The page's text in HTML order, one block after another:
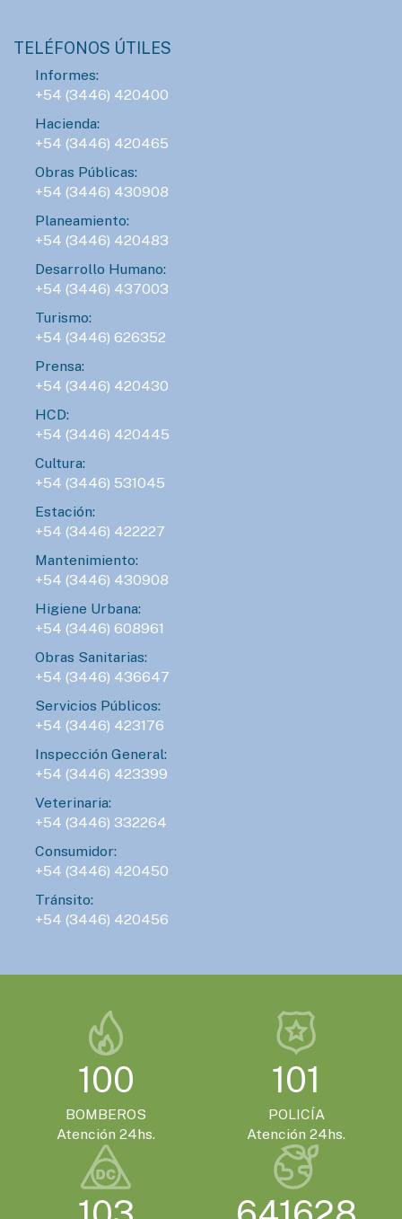
TELÉFONOS ÚTILES
Informes:
+54 (3446) 420400
Hacienda:
+54 (3446) 420465
Obras Públicas:
+54 (3446) 430908
Planeamiento:
+54 (3446) 420483
Desarrollo Humano:
+54 (3446) 437003
Turismo:
+54 (3446) 626352
Prensa:
+54 (3446) 420430
HCD:
+54 (3446) 420445
Cultura:
+54 (3446) 531045
Estación:
+54 (3446) 422227
Mantenimiento:
+54 (3446) 430908
Higiene Urbana:
+54 (3446) 608961
Obras Sanitarias:
+54 (3446) 436647
Servicios Públicos:
+54 (3446) 423176
Inspección General:
+54 (3446) 423399
Veterinaria:
+54 (3446) 332264
Consumidor:
+54 (3446) 420450
Tránsito:
+54 (3446) 420456
100
BOMBEROS
Atención 24hs.
101
POLICÍA
Atención 24hs.